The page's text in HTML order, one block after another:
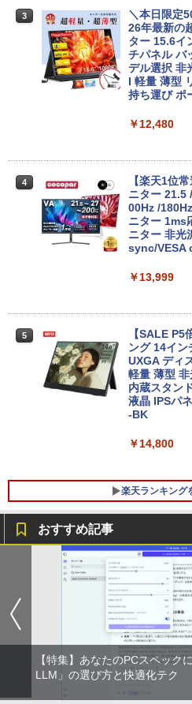
るーとゅーす
セリング 自
付き 防水 タ
学/WEB会議(
￥1,964
Xiaomi シャ
￥3,480
On My Road
￥250
【
みきった日本
] [ 水 ] [ ペッ
] [ 水分補給 ]
￥998
スーパーの裏
版ビッグガン
￥810
8GB/16GB/
6型 液晶/
パソコン/中
PC/
￥24,999
Core i5/メ
8GB/
fice/HDMI/
ソコン/
￥14,999
モリ 8GB
TB Webカ
カラー 14型
C ピンク シ
￥29,800
3
＼本日限定
26年最新の
ター 15.6イ
チパネル バ
デル選択 非
I 軽量 薄型
持ち運び ポ
￥12,480
4
【楽天1位
ニター 21.5
00Hz /
ニター 1ms
ニター 非光
sync/VESA
￥13,999
5
【SALE P5
ング 14イン
UXGA ディ
軽量 薄型
内蔵スタン
液晶 IPSパ
-BK
￥14,800
楽天ランキング
道路橋示方
構造編（令
人 日本道
￥18,260
【 限定生産
おすすめ記事
【特集】あなたのPCスペック
LLM」の選び方と快適化テク